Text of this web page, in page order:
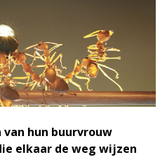
van hun buurvrouw
elkaar de weg wijzen